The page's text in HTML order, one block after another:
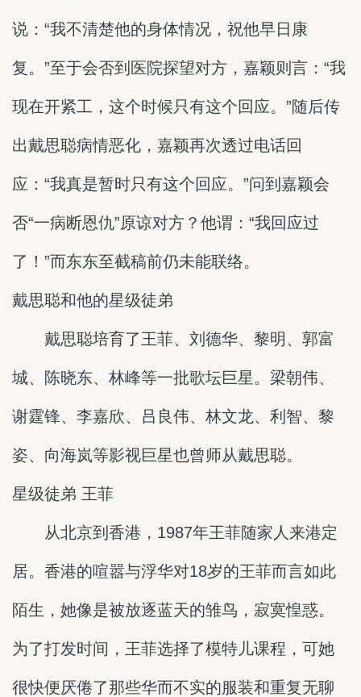
说：“我不清楚他的身体情况，祝他早日康
复。”至于会否到医院探望对方，嘉颖则言：“我
现在开紧工，这个时候只有这个回应。”随后传
出戴思聪病情恶化，嘉颖再次透过电话回
应：“我真是暂时只有这个回应。”问到嘉颖会
否“一病断恩仇”原谅对方？他谓：“我回应过
了！”而东东至截稿前仍未能联络。
戴思聪和他的星级徒弟
戴思聪培育了王菲、刘德华、黎明、郭富
城、陈晓东、林峰等一批歌坛巨星。梁朝伟、
谢霆锋、李嘉欣、吕良伟、林文龙、利智、黎
姿、向海岚等影视巨星也曾师从戴思聪。
星级徒弟 王菲
从北京到香港，1987年王菲随家人来港定
居。香港的喧嚣与浮华对18岁的王菲而言如此
陌生，她像是被放逐蓝天的雏鸟，寂寞惶惑。
为了打发时间，王菲选择了模特儿课程，可她
很快便厌倦了那些华而不实的服装和重复无聊